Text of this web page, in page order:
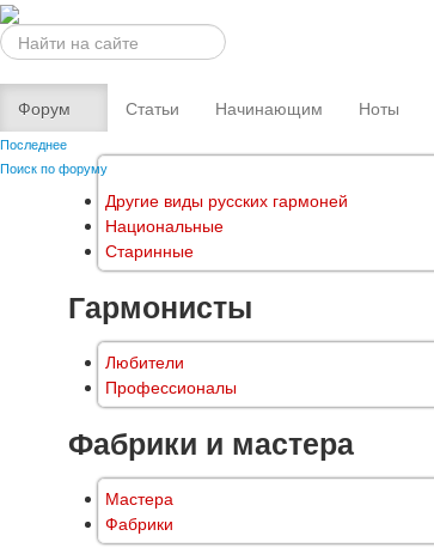
Искать...
Форум
Последнее
Поиск по форуму
Статьи Начинающим Ноты
Другие виды русских гармоней
Национальные
Старинные
Гармонисты
Любители
Профессионалы
Фабрики и мастера
Мастера
Фабрики